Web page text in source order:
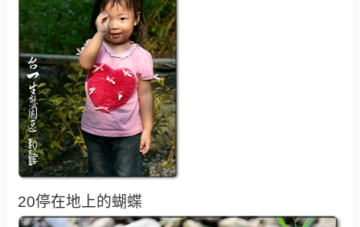
20停在地上的蝴蝶